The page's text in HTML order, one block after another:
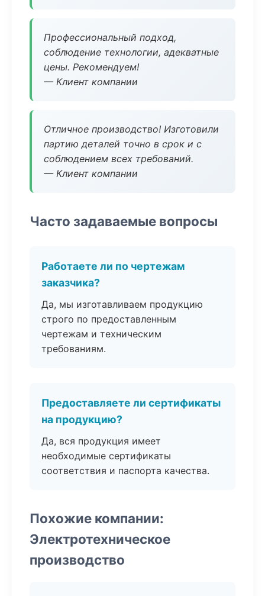
Профессиональный подход,
соблюдение технологии, адекватные
цены. Рекомендуем!
— Клиент компании
Отличное производство! Изготовили
партию деталей точно в срок и с
соблюдением всех требований.
— Клиент компании
Часто задаваемые вопросы
Работаете ли по чертежам
заказчика?
Да, мы изготавливаем продукцию
строго по предоставленным
чертежам и техническим
требованиям.
Предоставляете ли сертификаты
на продукцию?
Да, вся продукция имеет
необходимые сертификаты
соответствия и паспорта качества.
Похожие компании:
Электротехническое
производство